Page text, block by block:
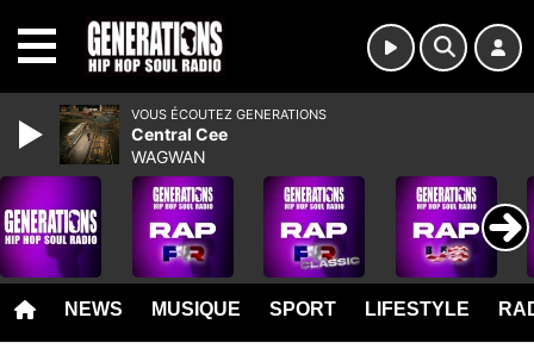
NEWS MUSIQUE SPORT LIFESTYLE
VOUS ÉCOUTEZ GENERATIONS
Central Cee
WAGWAN